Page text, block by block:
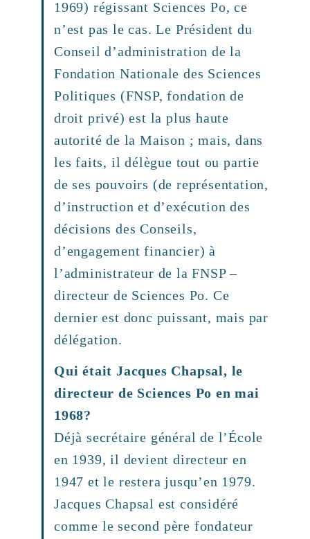
1969) régissant Sciences Po, ce
n’est pas le cas. Le Président du
Conseil d’administration de la
Fondation Nationale des Sciences
Politiques (FNSP, fondation de
droit privé) est la plus haute
autorité de la Maison ; mais, dans
les faits, il délègue tout ou partie
de ses pouvoirs (de représentation,
d’instruction et d’exécution des
décisions des Conseils,
d’engagement financier) à
l’administrateur de la FNSP –
directeur de Sciences Po. Ce
dernier est donc puissant, mais par
délégation.
Qui était Jacques Chapsal, le
directeur de Sciences Po en mai
1968?
Déjà secrétaire général de l’École
en 1939, il devient directeur en
1947 et le restera jusqu’en 1979.
Jacques Chapsal est considéré
comme le second père fondateur